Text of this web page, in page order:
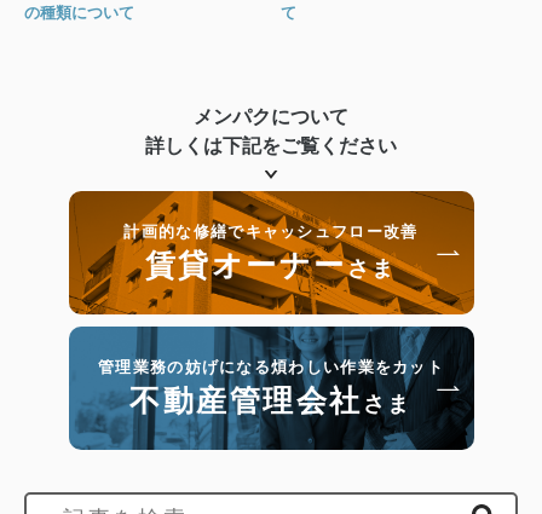
の種類について
て
メンパクについて
詳しくは下記をご覧ください
計画的な修繕でキャッシュフロー改善
賃貸オーナーさま
管理業務の妨げになる煩わしい作業をカット
不動産管理会社さま